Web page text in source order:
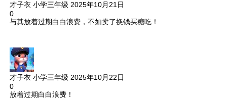
才子衣 小学三年级 2025年10月21日
0
与其放着过期白白浪费，不如卖了换钱买糖吃！
才子衣 小学三年级 2025年10月22日
0
放着过期白白浪费！